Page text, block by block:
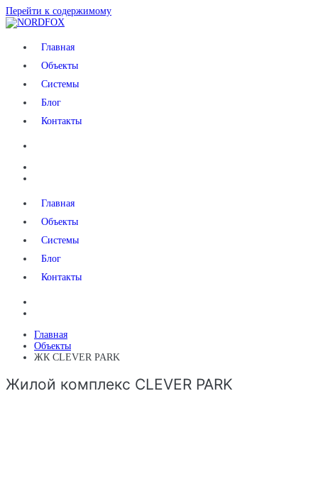
Перейти к содержимому
NORDFOXГлавная
Объекты
Системы
Блог
Контакты
Главная
Объекты
Системы
Блог
Контакты
Главная
Объекты
ЖК CLEVER PARK
Жилой комплекс CLEVER PARK